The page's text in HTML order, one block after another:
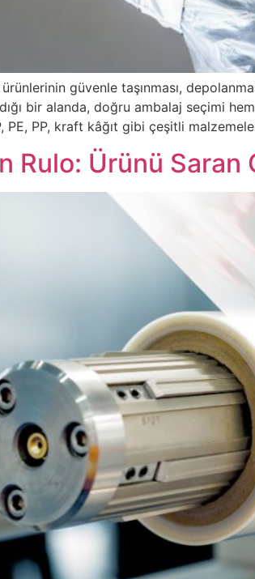
güvenle taşınması,
bir alanda, doğru ambalaj seçimi
PE, PP, kraft kâğıt gibi çeşitli
Rulo: Ürünü Saran